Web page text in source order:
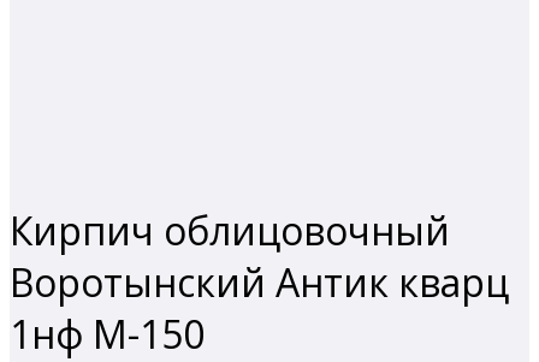
Кирпич облицовочный
Воротынский Антик кварц
1нф М-150